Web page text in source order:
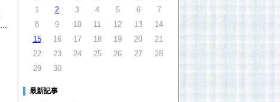
1
2 3 4 5 6
7
8
9 10 11 12 13
14
15
16 17 18 19 20
21
22
23 24 25 26 27
28
29
30
最新記事